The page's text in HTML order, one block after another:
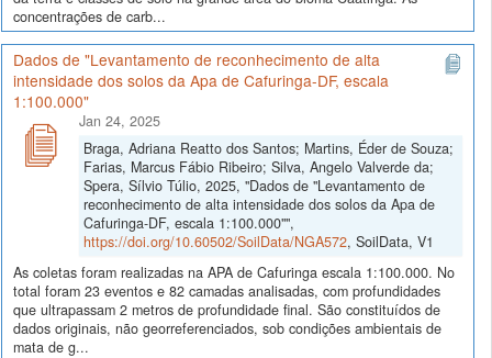
concentrações de carb...
Dados de "Levantamento de reconhecimento de alta
intensidade dos solos da Apa de Cafuringa-DF, escala
1:100.000"
Jan 24, 2025
Braga, Adriana Reatto dos Santos; Martins, Éder de Souza;
Farias, Marcus Fábio Ribeiro; Silva, Angelo Valverde da;
Spera, Sílvio Túlio, 2025, "Dados de "Levantamento de
reconhecimento de alta intensidade dos solos da Apa de
Cafuringa-DF, escala 1:100.000"",
https://doi.org/10.60502/SoilData/NGA572, SoilData, V1
As coletas foram realizadas na APA de Cafuringa escala 1:100.000. No
total foram 23 eventos e 82 camadas analisadas, com profundidades
que ultrapassam 2 metros de profundidade final. São constituídos de
dados originais, não georreferenciados, sob condições ambientais de
mata de g...